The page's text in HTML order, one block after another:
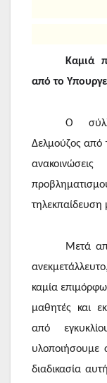
Καμιά
από το
Ο
Δελμούζος από
τηλεκπαίδευση
Μετά
καμία
μαθητές και
από
υλοποιήσουμε
διαδικασία